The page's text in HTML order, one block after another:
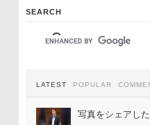
SEARCH
LATEST POPULAR
写真をシェアし